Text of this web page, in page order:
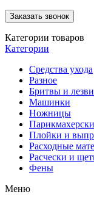
Категории товаров
Категории
Средства ухода
Разное
Бритвы и
Машинки
Ножницы
Плойки и
Расходные
Расчески и
Фены
Меню